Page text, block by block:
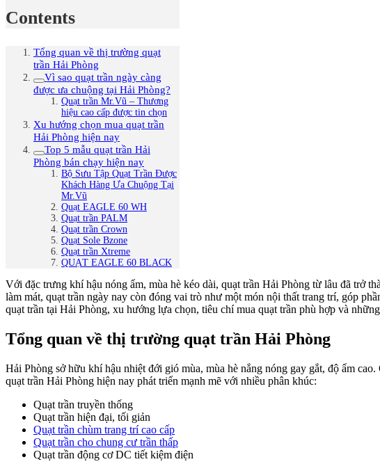
Contents
Tổng quan về thị trường quạt
trần Hải Phòng
Vì sao quạt trần ngày càng
được ưa chuộng tại Hải Phòng?
Quạt trần Mr.Vũ – Thương
hiệu cao cấp được tin chọn
Xu hướng chọn mua quạt trần
Hải Phòng hiện nay
Top 5 mẫu quạt trần Hải
Phòng bán chạy hiện nay
Bộ Sưu Tập Quạt Trần Được
Khách Hàng Ưa Chuộng Tại
Mr.Vũ
Quạt EAGLE 60 WH
Quạt trần PALM
Quạt trần Crown
Quạt Sole Bzone
Quạt trần Xtreme
QUẠT EAGLE 60 BLACK
Với đặc trưng khí hậu nóng ẩm, mùa hè kéo dài, quạt trần Hải Phòng từ lâu đã trở
làm mát, quạt trần ngày nay còn đóng vai trò như một món nội thất trang trí, góp
quạt trần tại Hải Phòng, xu hướng lựa chọn, tiêu chí mua quạt trần phù hợp và
Tổng quan về thị trường quạt trần Hải Phòng
Hải Phòng sở hữu khí hậu nhiệt đới gió mùa, mùa hè nắng nóng gay gắt, độ ẩm
quạt trần Hải Phòng hiện nay phát triển mạnh mẽ với nhiều phân khúc:
Quạt trần truyền thống
Quạt trần hiện đại, tối giản
Quạt trần chùm trang trí cao cấp
Quạt trần cho chung cư trần thấp
Quạt trần động cơ DC tiết kiệm điện